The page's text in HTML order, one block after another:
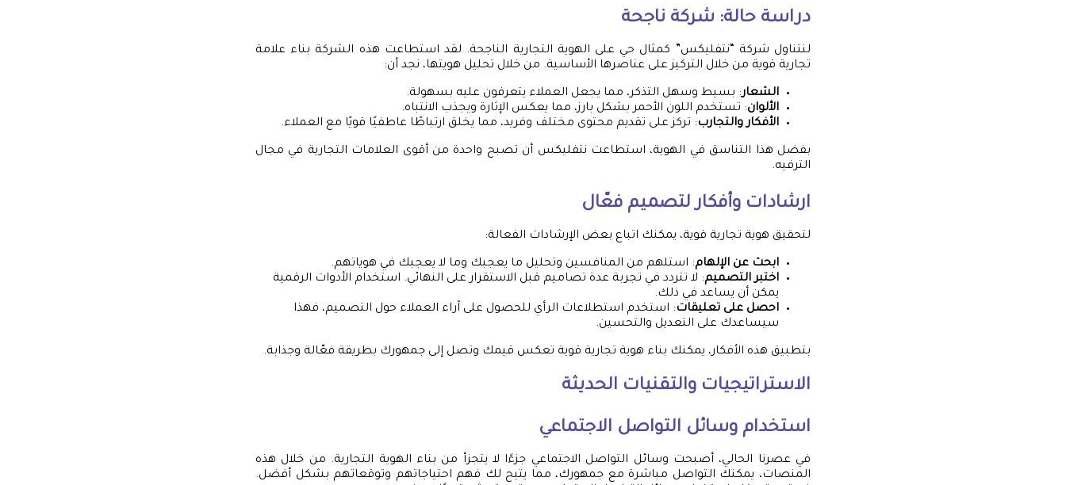
دراسة حالة: شركة ناجحة
لنتناول شركة “نتفليكس” كمثال حي على الهوية التجارية الناجحة. لقد استطاعت هذه الشركة بناء علامة
تجارية قوية من خلال التركيز على عناصرها الأساسية. من خلال تحليل هويتها، نجد أن:
الشعار: بسيط وسهل التذكر، مما يجعل العملاء يتعرفون عليه بسهولة.
الألوان: تستخدم اللون الأحمر بشكل بارز، مما يعكس الإثارة ويجذب الانتباه.
الأفكار والتجارب: تركز على تقديم محتوى مختلف وفريد، مما يخلق ارتباطًا عاطفيًا قويًا مع العملاء.
بفضل هذا التناسق في الهوية، استطاعت نتفليكس أن تصبح واحدة من أقوى العلامات التجارية في مجال
الترفيه.
ارشادات وأفكار لتصميم فعّال
لتحقيق هوية تجارية قوية، يمكنك اتباع بعض الإرشادات الفعالة:
ابحث عن الإلهام: استلهم من المنافسين وتحليل ما يعجبك وما لا يعجبك في هوياتهم.
اختبر التصميم: لا تتردد في تجربة عدة تصاميم قبل الاستقرار على النهائي. استخدام الأدوات الرقمية
يمكن أن يساعد في ذلك.
احصل على تعليقات: استخدم استطلاعات الرأي للحصول على آراء العملاء حول التصميم، فهذا
سيساعدك على التعديل والتحسين.
بتطبيق هذه الأفكار، يمكنك بناء هوية تجارية قوية تعكس قيمك وتصل إلى جمهورك بطريقة فعّالة وجذابة.
الاستراتيجيات والتقنيات الحديثة
استخدام وسائل التواصل الاجتماعي
في عصرنا الحالي، أصبحت وسائل التواصل الاجتماعي جزءًا لا يتجزأ من بناء الهوية التجارية. من خلال هذه
المنصات، يمكنك التواصل مباشرة مع جمهورك، مما يتيح لك فهم احتياجاتهم وتوقعاتهم بشكل أفضل.